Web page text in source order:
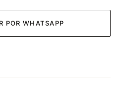
POR WHATSAPP